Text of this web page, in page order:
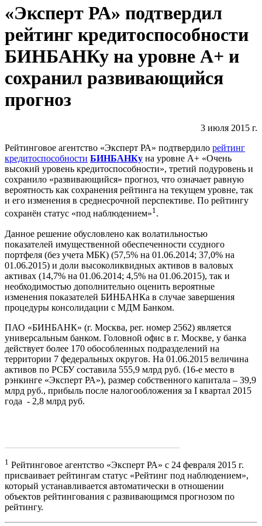
«Эксперт РА» подтвердил
рейтинг кредитоспособности
БИНБАНКу на уровне А+ и
сохранил развивающийся
прогноз
3 июля 2015 г.
Рейтинговое агентство «Эксперт РА» подтвердило рейтинг
кредитоспособности БИНБАНКу на уровне А+ «Очень
высокий уровень кредитоспособности», третий подуровень и
сохранило «развивающийся» прогноз, что означает равную
вероятность как сохранения рейтинга на текущем уровне, так
и его изменения в среднесрочной перспективе. По рейтингу
сохранён статус «под наблюдением»1.
Данное решение обусловлено как волатильностью
показателей имущественной обеспеченности ссудного
портфеля (без учета МБК) (57,5% на 01.06.2014; 37,0% на
01.06.2015) и доли высоколиквидных активов в валовых
активах (14,7% на 01.06.2014; 4,5% на 01.06.2015), так и
необходимостью дополнительно оценить вероятные
изменения показателей БИНБАНКа в случае завершения
процедуры консолидации с МДМ Банком.
ПАО «БИНБАНК» (г. Москва, рег. номер 2562) является
универсальным банком. Головной офис в г. Москве, у банка
действует более 170 обособленных подразделений на
территории 7 федеральных округов. На 01.06.2015 величина
активов по РСБУ составила 555,9 млрд руб. (16-е место в
рэнкинге «Эксперт РА»), размер собственного капитала – 39,9
млрд руб., прибыль после налогообложения за I квартал 2015
года - 2,8 млрд руб.
1 Рейтинговое агентство «Эксперт РА» с 24 февраля 2015 г.
присваивает рейтингам статус «Рейтинг под наблюдением»,
который устанавливается автоматически в отношении
объектов рейтингования с развивающимся прогнозом по
рейтингу.